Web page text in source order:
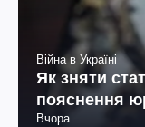
Війна в Україні
Як зняти
пояснення
Вчора